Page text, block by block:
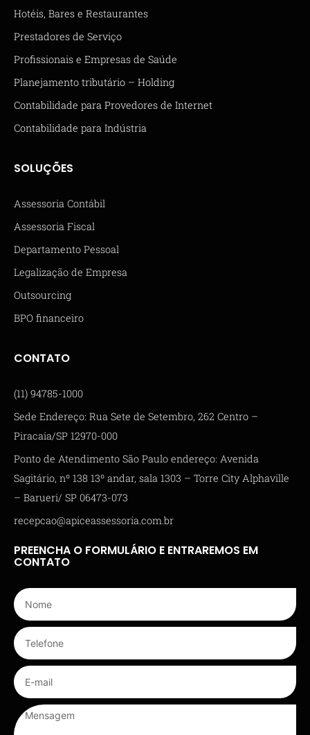
Hotéis, Bares e Restaurantes
Prestadores de Serviço
Profissionais e Empresas de Saúde
Planejamento tributário – Holding
Contabilidade para Provedores de Internet
Contabilidade para Indústria
SOLUÇÕES
Assessoria Contábil
Assessoria Fiscal
Departamento Pessoal
Legalização de Empresa
Outsourcing
BPO financeiro
CONTATO
(11) 94785-1000
Sede Endereço: Rua Sete de Setembro, 262 Centro –
Piracaia/SP 12970-000
Ponto de Atendimento São Paulo endereço: Avenida
Sagitário, nº 138 13º andar, sala 1303 – Torre City Alphaville
– Barueri/ SP 06473-073
recepcao@apiceassessoria.com.br
PREENCHA O FORMULÁRIO E ENTRAREMOS EM
CONTATO